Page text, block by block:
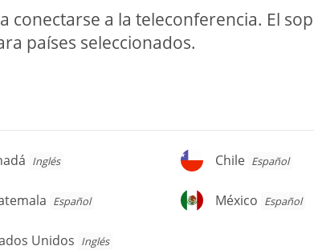
a la teleconferencia. El
países seleccionados.
Inglés Chile
Chile Español
Español México
México Español
Unidos Inglés